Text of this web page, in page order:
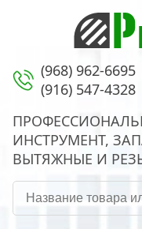
ИНСТРУМЕНТ,
ВЫТЯЖНЫЕ И
(968) 962-6695
(916) 547-4328